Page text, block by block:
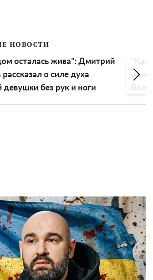
НОВОСТИ
жива": Дмитрий
о силе духа
без рук и ноги
"Как